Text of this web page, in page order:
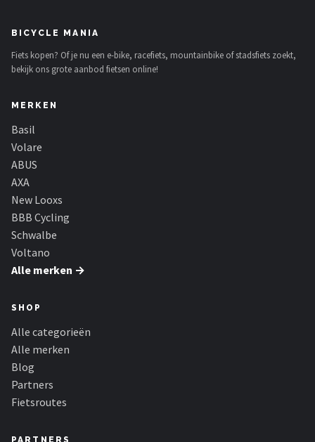
BICYCLE MANIA
Fiets kopen? Of je nu een e-bike, racefiets, mountainbike of stadsfiets zoekt,
bekijk ons grote aanbod fietsen online!
MERKEN
Basil
Volare
ABUS
AXA
New Looxs
BBB Cycling
Schwalbe
Voltano
Alle merken →
SHOP
Alle categorieën
Alle merken
Blog
Partners
Fietsroutes
PARTNERS